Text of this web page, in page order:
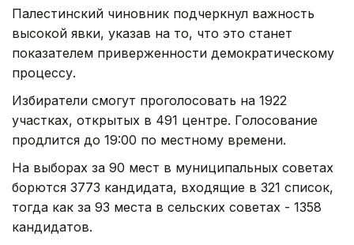
Палестинский чиновник подчеркнул важность
высокой явки, указав на то, что это станет
показателем приверженности демократическому
процессу.
Избиратели смогут проголосовать на 1922
участках, открытых в 491 центре. Голосование
продлится до 19:00 по местному времени.
На выборах за 90 мест в муниципальных советах
борются 3773 кандидата, входящие в 321 список,
тогда как за 93 места в сельских советах - 1358
кандидатов.